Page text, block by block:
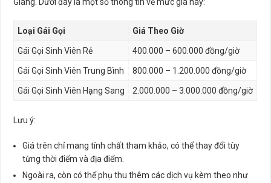
Loại Gái Gọi Giá Theo Giờ
Gái Gọi Sinh Viên Rẻ 400.000 – 600.000 đồng/giờ
Gái Gọi Sinh Viên Trung Bình 800.000 – 1.200.000 đồng/giờ
Gái Gọi Sinh Viên Hạng Sang 2.000.000 – 3.000.000 đồng/giờ
Lưu ý:
Giá trên chỉ mang tính chất tham khảo, có thể thay đổi tùy
từng thời điểm và địa điểm.
Ngoài ra, còn có thể phụ thu thêm các dịch vụ kèm theo như